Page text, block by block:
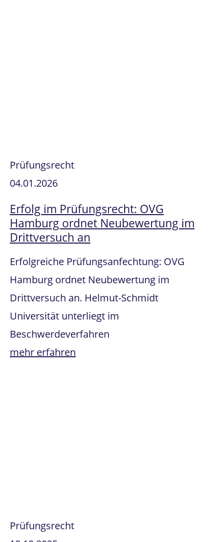
Prüfungsrecht
04.01.2026
Erfolg im Prüfungsrecht: OVG
Hamburg ordnet Neubewertung im
Drittversuch an
Erfolgreiche Prüfungsanfechtung: OVG
Hamburg ordnet Neubewertung im
Drittversuch an. Helmut-Schmidt
Universität unterliegt im
Beschwerdeverfahren
mehr erfahren
Prüfungsrecht